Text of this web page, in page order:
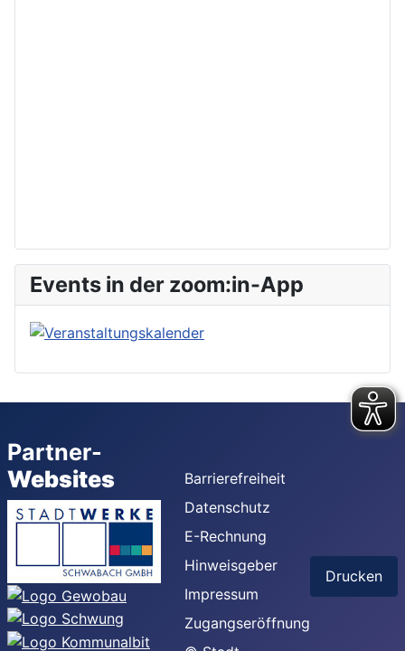
Events in der zoom:in-App
Partner-
Websites
Barrierefreiheit
Datenschutz
E-Rechnung
Hinweisgeber
Impressum
Zugangseröffnung
Drucken